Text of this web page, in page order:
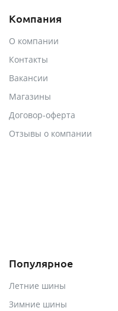
Компания
О компании
Контакты
Вакансии
Магазины
Договор-оферта
Отзывы о компании
Популярное
Летние шины
Зимние шины